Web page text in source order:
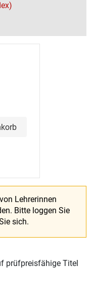
Lehrerinnen
Bitte loggen Sie
sich.
prüfpreisfähige Titel